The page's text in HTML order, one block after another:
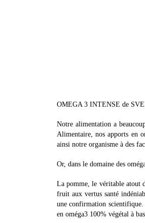
OMEGA 3 INTENSE de
Notre alimentation a
Alimentaire, nos apports en
ainsi notre organisme à des
Or, dans le domaine des
La pomme, le véritable atout
fruit aux vertus santé
une confirmation
en oméga3 100% végétal à